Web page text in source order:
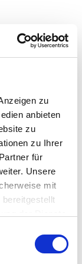
zu
anbieten
zu
zu Ihrer
für
Unsere
mit